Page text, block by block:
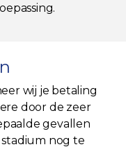
wij je betaling
door de zeer
gevallen
nog te